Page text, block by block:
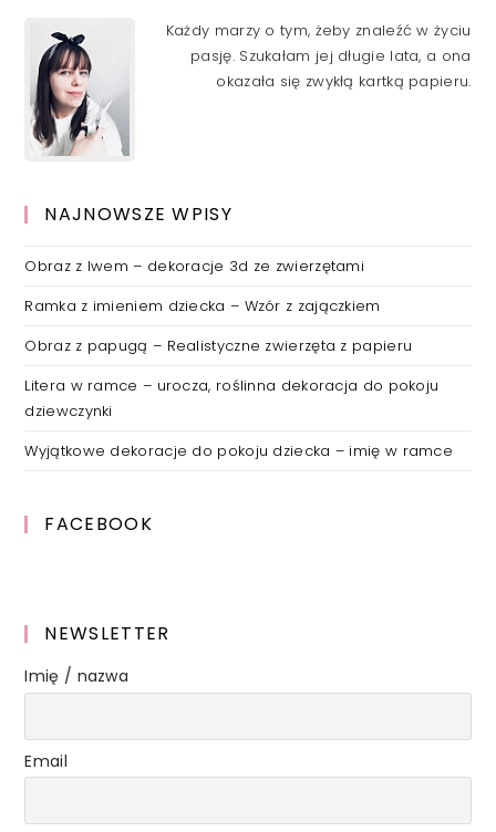
Każdy marzy o tym, żeby znaleźć w życiu
pasję. Szukałam jej długie lata, a ona
okazała się zwykłą kartką papieru.
NAJNOWSZE WPISY
Obraz z lwem – dekoracje 3d ze zwierzętami
Ramka z imieniem dziecka – Wzór z zajączkiem
Obraz z papugą – Realistyczne zwierzęta z papieru
Litera w ramce – urocza, roślinna dekoracja do pokoju
dziewczynki
Wyjątkowe dekoracje do pokoju dziecka – imię w ramce
FACEBOOK
NEWSLETTER
Imię / nazwa
Email